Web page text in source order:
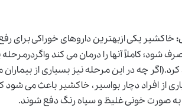
: خاکشیر یکی ازبهترین داروهای خوراکی برای
شود؛ کاملاً آنها را درمان می کند
چه در این مرحله نیز بسیاری از
از افراد دچار بواسیر، خاکشیر باعث می شود
صورت خونی غلیظ و سیاه رنگ دفع شوند.